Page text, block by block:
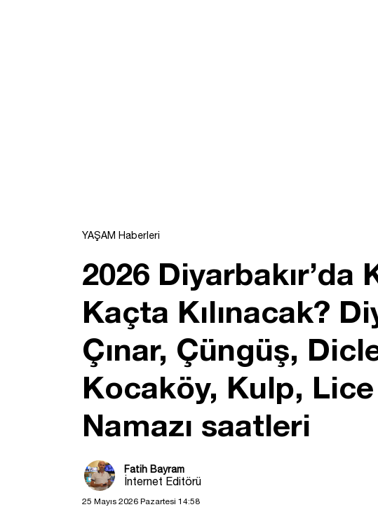
YAŞAM Haberleri
2026 Diyarbakır’da
Kaçta Kılınacak?
Çınar, Çüngüş,
Kocaköy, Kulp,
Namazı saatleri
Fatih Bayram
İnternet Editörü
25 Mayıs 2026 Pazartesi 14:58